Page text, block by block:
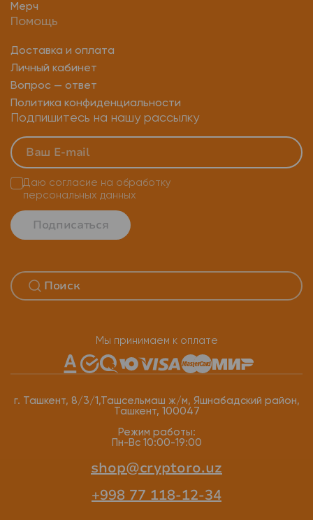
Мерч
Помощь
Доставка и оплата
Личный кабинет
Вопрос — ответ
Политика конфиденциальности
Подпишитесь на нашу рассылку
Подписаться
Даю согласие на обработку
персональных данных
Мы принимаем к оплате
г. Ташкент, 8/3/1,Ташсельмаш ж/м, Яшнабадский район,
Ташкент, 100047
Режим работы:
Пн-Вс 10:00-19:00
shop@cryptoro.uz
+998 77 118-12-34